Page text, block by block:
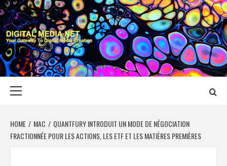
Skip
to
content
DIGITAL MEDIA
YOUR GATEWAY TO DIGITAL MEDIA CREATION
HOME MAC
QUANTFURY INTRODUIT UN MODE DE NÉGOCIATION
FRACTIONNÉE POUR LES ACTIONS, LES ETF ET LES MATIÈRES PREMIÈRES